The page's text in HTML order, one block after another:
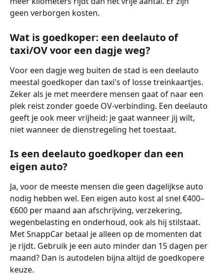
geen verborgen kosten.
Wat is goedkoper: een deelauto of
taxi/OV voor een dagje weg?
Voor een dagje weg buiten de stad is een deelauto
meestal goedkoper dan taxi's of losse treinkaartjes.
Zeker als je met meerdere mensen gaat of naar een
plek reist zonder goede OV-verbinding. Een deelauto
geeft je ook meer vrijheid: je gaat wanneer jij wilt,
niet wanneer de dienstregeling het toestaat.
Is een deelauto goedkoper dan een
eigen auto?
Ja, voor de meeste mensen die geen dagelijkse auto
nodig hebben wel. Een eigen auto kost al snel €400–
€600 per maand aan afschrijving, verzekering,
wegenbelasting en onderhoud, ook als hij stilstaat.
Met SnappCar betaal je alleen op de momenten dat
je rijdt. Gebruik je een auto minder dan 15 dagen per
maand? Dan is autodelen bijna altijd de goedkopere
keuze.